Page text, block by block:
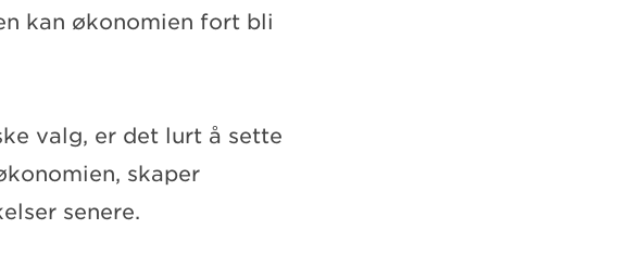
kan økonomien fort bli
valg, er det lurt å sette
skaper
senere.